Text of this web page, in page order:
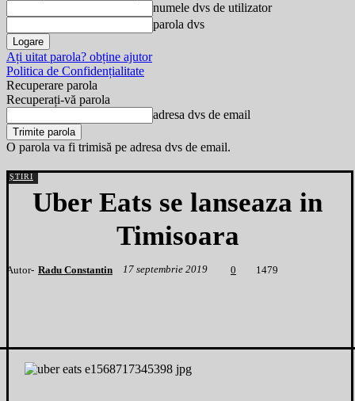
numele dvs de utilizator
parola dvs
Ați uitat parola? obține ajutor
Politica de Confidențialitate
Recuperare parola
Recuperați-vă parola
adresa dvs de email
O parola va fi trimisă pe adresa dvs de email.
ȘTIRI
Uber Eats se lanseaza in
Timisoara
Autor- Radu Constantin 17 septembrie 2019 0 1 479